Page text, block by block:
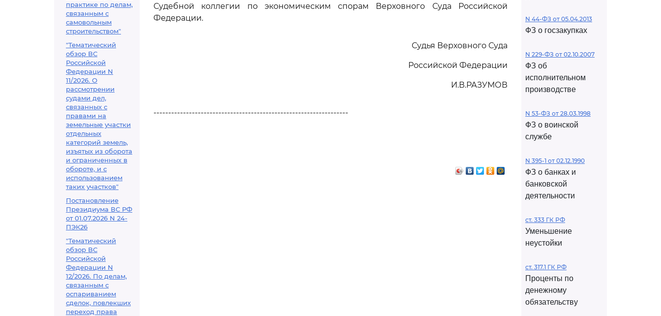
практике по делам,
связанным с
самовольным
строительством"
"Тематический
обзор ВС
Российской
Федерации N
11/2026. О
рассмотрении
судами дел,
связанных с
правами на
земельные участки
отдельных
категорий земель,
изъятых из оборота
и ограниченных в
обороте, и с
использованием
таких участков"
Постановление
Президиума ВС РФ
от 01.07.2026 N 24-
ПЭК26
"Тематический
обзор ВС
Российской
Федерации N
12/2026. По делам,
связанным с
оспариванием
сделок, повлекших
переход права
Судебной коллегии по экономическим спорам Верховного Суда Российской
Федерации.
Судья Верховного Суда
Российской Федерации
И.В.РАЗУМОВ
------------------------------------------------------------------
N 44-ФЗ от 05.04.2013
ФЗ о госзакупках
N 229-ФЗ от 02.10.2007
ФЗ об
исполнительном
производстве
N 53-ФЗ от 28.03.1998
ФЗ о воинской
службе
N 395-1 от 02.12.1990
ФЗ о банках и
банковской
деятельности
ст. 333 ГК РФ
Уменьшение
неустойки
ст. 317.1 ГК РФ
Проценты по
денежному
обязательству